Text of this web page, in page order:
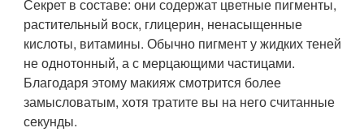
Секрет в составе: они содержат цветные пигменты,
растительный воск, глицерин, ненасыщенные
кислоты, витамины. Обычно пигмент у жидких теней
не однотонный, а с мерцающими частицами.
Благодаря этому макияж смотрится более
замысловатым, хотя тратите вы на него считанные
секунды.